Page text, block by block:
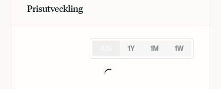
Prisutveckling
1Y 1M 1W